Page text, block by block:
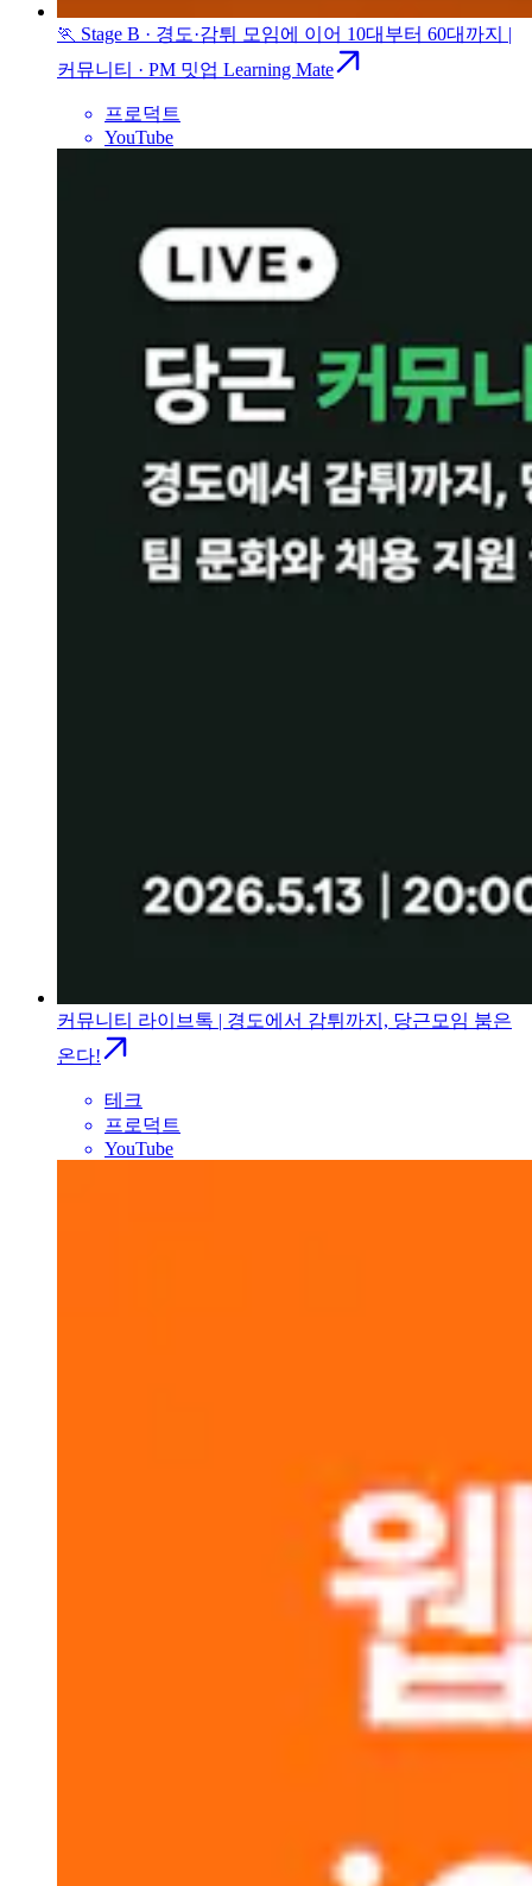
🏃 Stage B · 경도·감튀 모임에 이어 10대부터 60대까지 |
커뮤니티 · PM 밋업 Learning Mate
프로덕트
YouTube
커뮤니티 라이브톡 | 경도에서 감튀까지, 당근모임 붐은
온다!
테크
프로덕트
YouTube